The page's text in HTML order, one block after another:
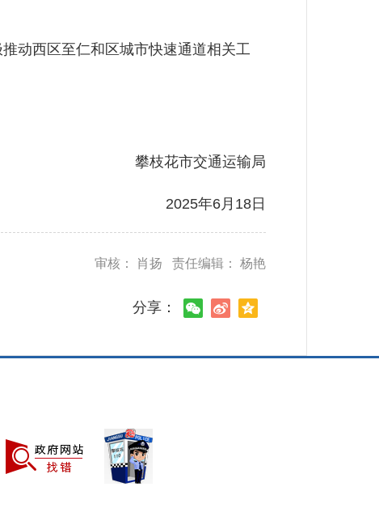
动西区至仁和区城市快速通道相关工
攀枝花市交通运输局
2025年6月18日
审核： 肖扬 责任编辑： 杨艳
分享：